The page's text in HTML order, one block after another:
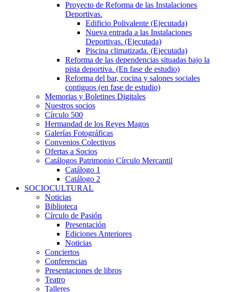
Proyecto de Reforma de las Instalaciones
Deportivas.
Edificio Polivalente (Ejecutada)
Nueva entrada a las Instalaciones
Deportivas. (Ejecutada)
Piscina climatizada. (Ejecutada)
Reforma de las dependencias situadas bajo la
pista deportiva. (En fase de estudio)
Reforma del bar, cocina y salones sociales
contiguos (en fase de estudio)
Memorias y Boletines Digitales
Nuestros socios
Círculo 500
Hermandad de los Reyes Magos
Galerías Fotográficas
Convenios Colectivos
Ofertas a Socios
Catálogos Patrimonio Círculo Mercantil
Catálogo 1
Catálogo 2
SOCIOCULTURAL
Noticias
Biblioteca
Círculo de Pasión
Presentación
Ediciones Anteriores
Noticias
Conciertos
Conferencias
Presentaciones de libros
Teatro
Talleres